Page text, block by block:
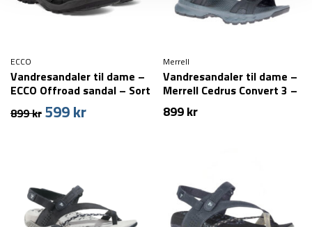
ECCO
Vandresandaler til dame –
ECCO Offroad sandal – Sort
899kr Den
599krDen
Merrell
Vandresandaler til dame –
Merrell Cedrus Convert 3 –
Sort
899kr